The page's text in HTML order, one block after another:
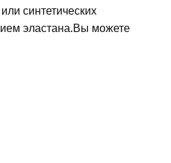
синтетических
эластана.Вы можете